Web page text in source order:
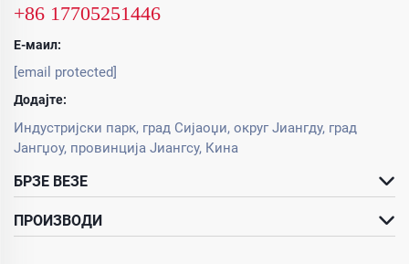
+86 17705251446
Е-маил:
[email protected]
Додајте:
Индустријски парк, град Сијаоџи, округ Јиангду, град
Јангџоу, провинција Јиангсу, Кина
БРЗЕ ВЕЗЕ
ПРОИЗВОДИ